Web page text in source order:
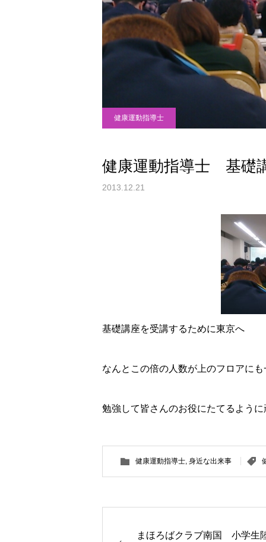
健康運動指導士
健康運動指導士 基礎
2013.12.21
基礎講座を受講するために東京へ
なんとこの倍の人数が上のフロアに
勉強して皆さんのお役にたてるよう
健康運動指導士, 身近な出来事
まほろばクラブ南国 小学生